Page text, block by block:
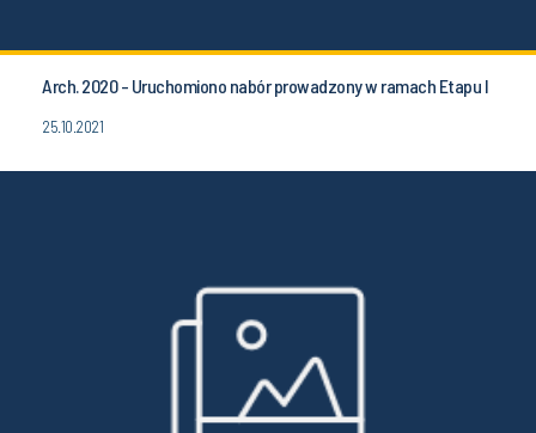
Arch. 2020 - Uruchomiono nabór prowadzony w ramach Etapu I
25.10.2021